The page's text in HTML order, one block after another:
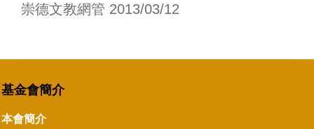
崇德文教網管 2013/03/12
基金會簡介
本會簡介